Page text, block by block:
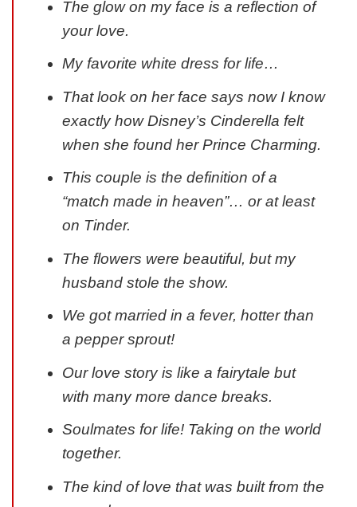
The glow on my face is a reflection of
your love.
My favorite white dress for life…
That look on her face says now I know
exactly how Disney’s Cinderella felt
when she found her Prince Charming.
This couple is the definition of a
“match made in heaven”… or at least
on Tinder.
The flowers were beautiful, but my
husband stole the show.
We got married in a fever, hotter than
a pepper sprout!
Our love story is like a fairytale but
with many more dance breaks.
Soulmates for life! Taking on the world
together.
The kind of love that was built from the